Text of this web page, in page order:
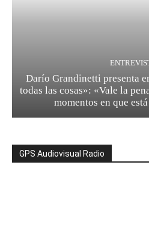
Darío Grandinetti presenta
todas las cosas»: «Vale la
momentos en que
GPS Audiovisual Radio